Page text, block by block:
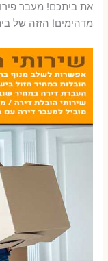
את ביתכם! מעבר
מדהימים! הזזה של